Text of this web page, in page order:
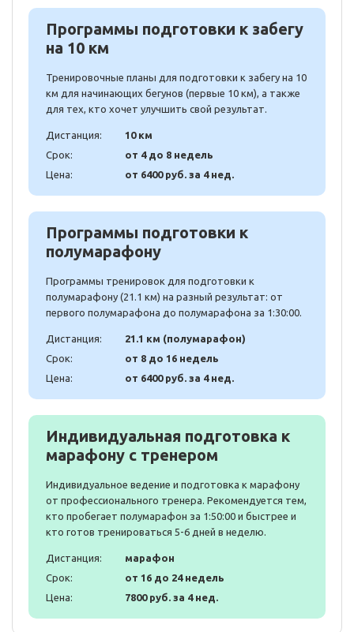
Программы подготовки к забегу
на 10 км
Тренировочные планы для подготовки к забегу на 10
км для начинающих бегунов (первые 10 км), а также
для тех, кто хочет улучшить свой результат.
Дистанция:
10 км
Срок:
от 4 до 8 недель
Цена:
от 6400 руб. за 4 нед.
Программы подготовки к
полумарафону
Программы тренировок для подготовки к
полумарафону (21.1 км) на разный результат: от
первого полумарафона до полумарафона за 1:30:00.
Дистанция:
21.1 км (полумарафон)
Срок:
от 8 до 16 недель
Цена:
от 6400 руб. за 4 нед.
Индивидуальная подготовка к
марафону с тренером
Индивидуальное ведение и подготовка к марафону
от профессионального тренера. Рекомендуется тем,
кто пробегает полумарафон за 1:50:00 и быстрее и
кто готов тренироваться 5-6 дней в неделю.
Дистанция:
марафон
Срок:
от 16 до 24 недель
Цена:
7800 руб. за 4 нед.